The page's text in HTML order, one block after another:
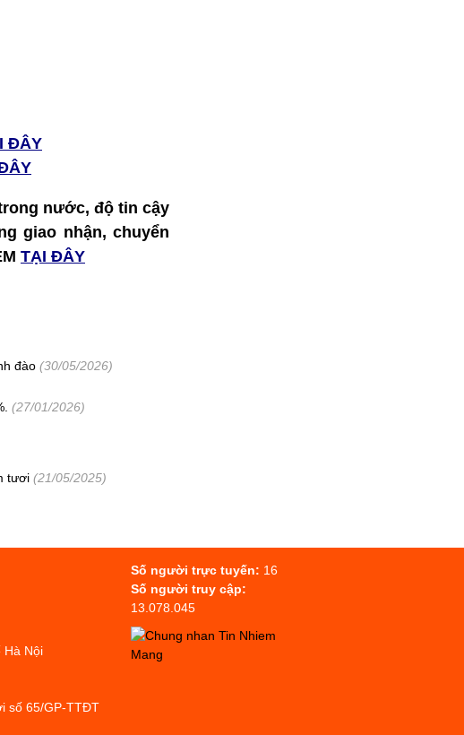
ĐÂY
nước, độ tin cậy
giao nhận, chuyển
TẠI ĐÂY
đào (30/05/2026)
(27/01/2026)
tươi (21/05/2025)
Hà Nội
số 65/GP-TTĐT
Số người trực tuyến: 16
Số người truy cập:
13.078.045